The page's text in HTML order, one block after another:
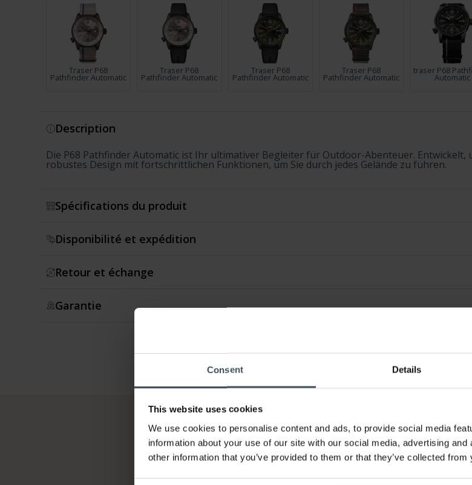
Consent Details
This website uses cookies
We use cookies to personalise content and ads, to provide social media
information about your use of our site with our social media, advertising
other information that you’ve provided to them or that they’ve collected
Traser P68
Pathfinder Automatic
Traser P68
Pathfinder Automatic
Traser P68
Pathfinder Automatic
Traser P68
Pathfinder Automatic
traser P68
Automatic
Description
Die P68 Pathfinder Automatic ist Ihr ultimativer Begleiter für Outdoor-Abenteuer.
robustes Design mit fortschrittlichen Funktionen, um Sie durch jedes Gelände zu führen.
Spécifications du produit
Disponibilité et expédition
Retour et échange
Garantie